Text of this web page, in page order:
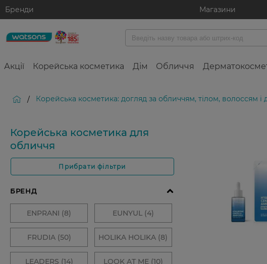
Бренди Магазини
Акції Корейська косметика Дім Обличчя
/ Корейська косметика: догляд за обличчям, тілом, волоссям і
Корейська косметика для
обличчя
Прибрати фільтри